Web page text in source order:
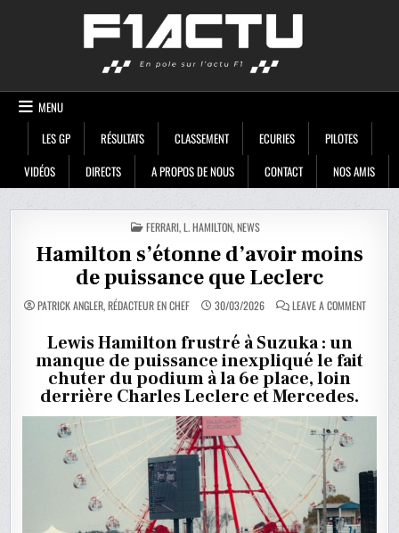
MENU
LES GP
RÉSULTATS CLASSEMENT ECURIES
PILOTES
VIDÉOS
DIRECTS A PROPOS DE NOUS CONTACT NOS AMIS
POSTED
IN
FERRARI,L. HAMILTON,NEWS
Hamilton s’étonne d’avoir moins
de puissance que Leclerc
PATRICK ANGLER, RÉDACTEUR EN CHEF 30/03/2026 LEAVE A COMMENTON
Lewis Hamilton frustré à Suzuka : un
manque de puissance inexpliqué le fait
chuter du podium à la 6e place, loin
derrière Charles Leclerc et Mercedes.